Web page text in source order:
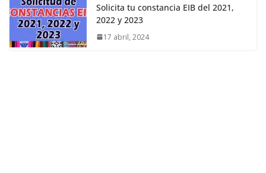
Solicita tu constancia EIB del 2021,
2022 y 2023
17 abril, 2024